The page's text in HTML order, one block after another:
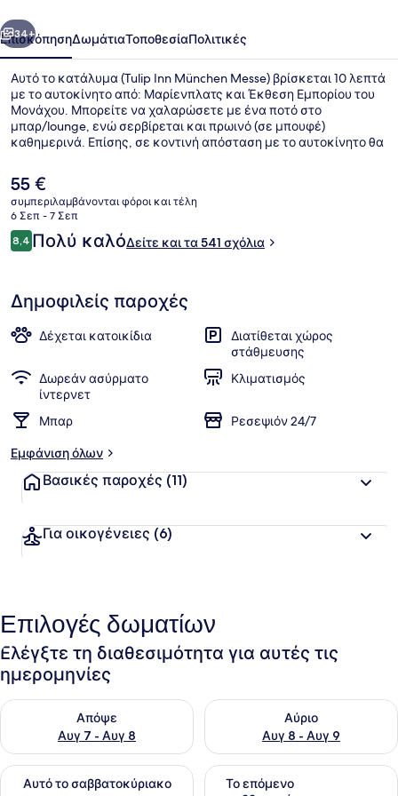
Επόμενο
34+
ΕπισκόπησηΔωμάτιαΤοποθεσίαΠολιτικές
Αυτό το κατάλυμα (Tulip Inn München Messe) βρίσκεται 10 λεπτά
με το αυτοκίνητο από: Μαρίενπλατς και Έκθεση Εμπορίου του
Μονάχου. Μπορείτε να χαλαρώσετε με ένα ποτό στο
μπαρ/lounge, ενώ σερβίρεται και πρωινό (σε μπουφέ)
καθημερινά. Επίσης, σε κοντινή απόσταση με το αυτοκίνητο θα
Οκτόμπερφεστ. Άλλοι ταξιδιώτες το προτιμούν για τη συνολική
κατάσταση του καταλύματος.
Η
τρέχουσα
τιμή
είναι
55 €
55 €
συμπεριλαμβάνονται φόροι και τέλη
6 Σεπ - 7 Σεπ
Σχόλια
8,48,4 στα 10
Πολύ καλόΔείτε και τα 541 σχόλια
Δημοφιλείς παροχές
Δέχεται κατοικίδια
Διατίθεται χώρος
στάθμευσης
Δωρεάν ασύρματο
ίντερνετ
Κλιματισμός
Μπαρ
Ρεσεψιόν 24/7
Εμφάνιση όλων
Βασικές παροχές (11)
Για οικογένειες (6)
Επιλογές δωματίων
Ελέγξτε τη διαθεσιμότητα για αυτές τις
ημερομηνίες
Απόψε
Αυγ 7 - Αυγ 8
Έλεγχος διαθεσιμότητας για απόψε Αυγ 7 - Αυγ 8
Αύριο
Αυγ 8 - Αυγ 9
Έλεγχος διαθεσιμότητας
Αυτό το σαββατοκύριακο
Έλεγχος διαθεσιμότητας για αυτό το σαββατοκύριακο
Το επόμενο
Έλεγχος διαθεσιμότητας